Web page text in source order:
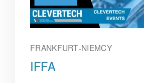
FRANKFURT-NIEMCY
IFFA